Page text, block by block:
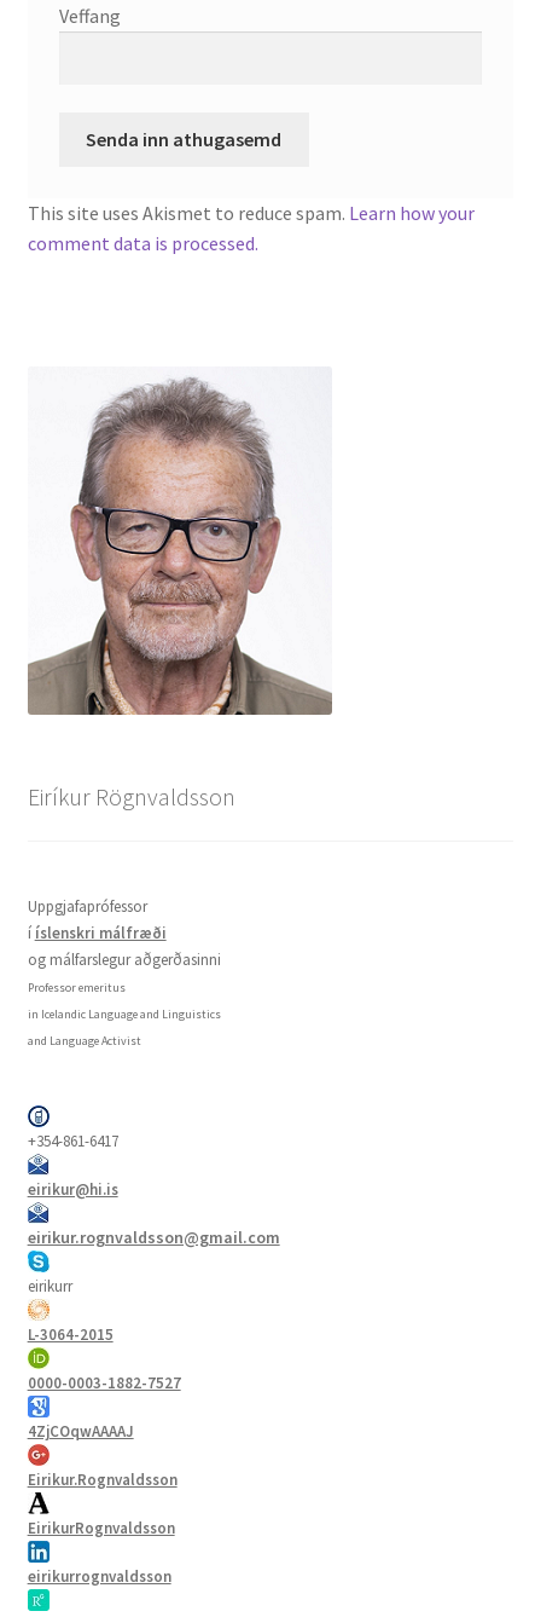
Veffang
This site uses Akismet to reduce spam. Learn how your
comment data is processed.
Eiríkur Rögnvaldsson
Uppgjafaprófessor
í íslenskri málfræði
og málfarslegur aðgerðasinni
Professor emeritus
in Icelandic Language and Linguistics
and Language Activist
+354-861-6417
eirikur@hi.is
eirikur.rognvaldsson@gmail.com
eirikurr
L-3064-2015
0000-0003-1882-7527
4ZjCOqwAAAAJ
Eirikur.Rognvaldsson
EirikurRognvaldsson
eirikurrognvaldsson